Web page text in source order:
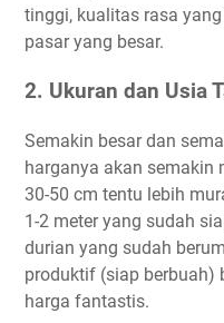
tinggi, kualitas rasa
pasar yang besar.
2. Ukuran dan Usia
Semakin besar dan
harganya akan semakin
30-50 cm tentu lebih
1-2 meter yang sudah
durian yang sudah
produktif (siap berbuah)
harga fantastis.